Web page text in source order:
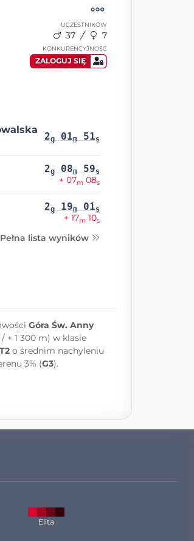
UCZESTNIKÓW
37 7
KONKURENCYJNOŚĆ
ZALOGUJ SIĘ
2g 01m 51s
2g 08m 59s
+ 07m 08s
2g 19m 01s
+ 17m 10s
Pełna lista wyników
Góra Św. Anny
+ 1 300 m) w klasie
o średnim nachyleniu
3% (G3).
Elita